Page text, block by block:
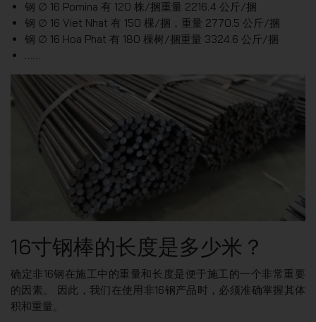
钢 ∅ 16 Pomina 有 120 株/捆重量 2216.4 公斤/捆
钢 ∅ 16 Viet Nhat 有 150 棵/捆，重量 2770.5 公斤/捆
钢 ∅ 16 Hoa Phat 有 180 棵树/捆重量 3324.6 公斤/捆
……
16寸钢棒的长度是多少米？
确定非16钢在施工中的重量和长度是便于施工的一个非常重要
的因素。 因此，我们在使用非16钢产品时，必须准确掌握其体
积和重量。